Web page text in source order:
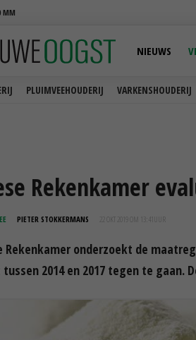
MM
PLUIMVEEHOUDERIJ VARKENSHOUDERIJ
NIEUWS
Rekenkamer
PIETER STOKKERMANS 22 OKT 2019 OM 13:41
Rekenkamer onderzoekt de
2014 en 2017 tegen te gaan.